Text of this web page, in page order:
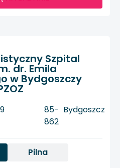
Szpital
dr. Emila
w Bydgoszczy
85-
862
Bydgoszcz
Pilna